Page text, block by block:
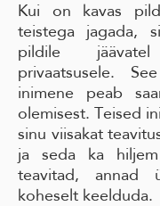
Kui on kavas
teistega jagada,
pildile
privaatsusele.
inimene peab
olemisest. Teised
sinu viisakat
ja seda ka hiljem
teavitad, annad
koheselt keelduda.